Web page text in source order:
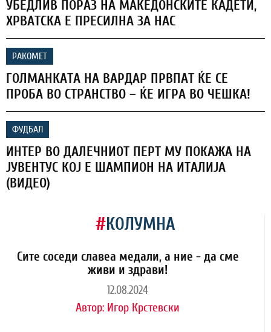
УБЕДЛИВ ПОРАЗ НА МАКЕДОНСКИТЕ КАДЕТИ,
ХРВАТСКА Е ПРЕСИЛНА ЗА НАС
РАКОМЕТ
ГОЛМАНКАТА НА ВАРДАР ПРВПАТ ЌЕ СЕ
ПРОБА ВО СТРАНСТВО – ЌЕ ИГРА ВО ЧЕШКА!
ФУДБАЛ
ИНТЕР ВО ДАЛЕЧНИОТ ПЕРТ МУ ПОКАЖА НА
ЈУВЕНТУС КОЈ Е ШАМПИОН НА ИТАЛИЈА
(ВИДЕО)
#КОЛУМНА
Сите соседи славеа медали, а ние - да сме
живи и здрави!
12.08.2024
Автор: Игор Крстевски